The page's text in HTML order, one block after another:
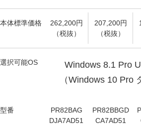
本体標準価格
262,200円
（税抜）
207,200円
（税抜）
選択可能OS
Windows 8.1 Pro
（Windows 10 Pro
型番
PR82BAG
DJA7AD51
PR82BBGD
CA7AD51